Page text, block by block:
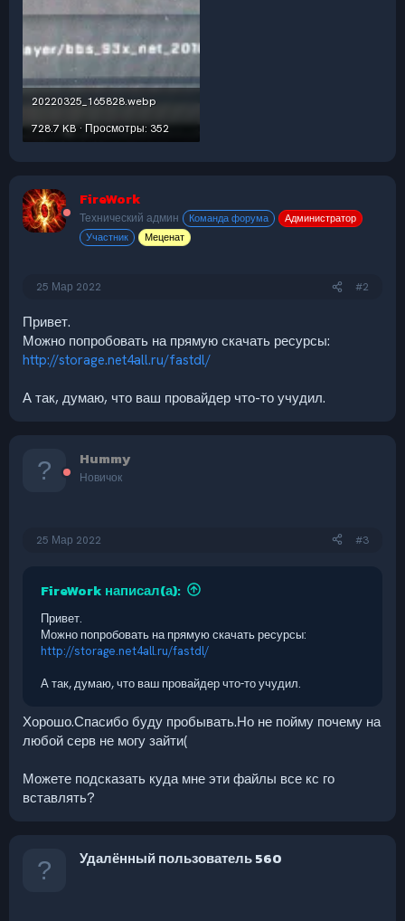
20220325_165828.webp
728.7 KB · Просмотры: 352
FireWork
Технический админ Команда форума
Администратор
Участник
Меценат
25 Мар 2022 #2
Привет.
Можно попробовать на прямую скачать ресурсы:
http://storage.net4all.ru/fastdl/
А так, думаю, что ваш провайдер что-то учудил.
Hummy
Новичок
25 Мар 2022 #3
FireWork написал(а):
Привет.
Можно попробовать на прямую скачать ресурсы:
http://storage.net4all.ru/fastdl/
А так, думаю, что ваш провайдер что-то учудил.
Хорошо.Спасибо буду пробывать.Но не пойму почему на
любой серв не могу зайти(
Можете подсказать куда мне эти файлы все кс го
вставлять?
Удалённый пользователь 560